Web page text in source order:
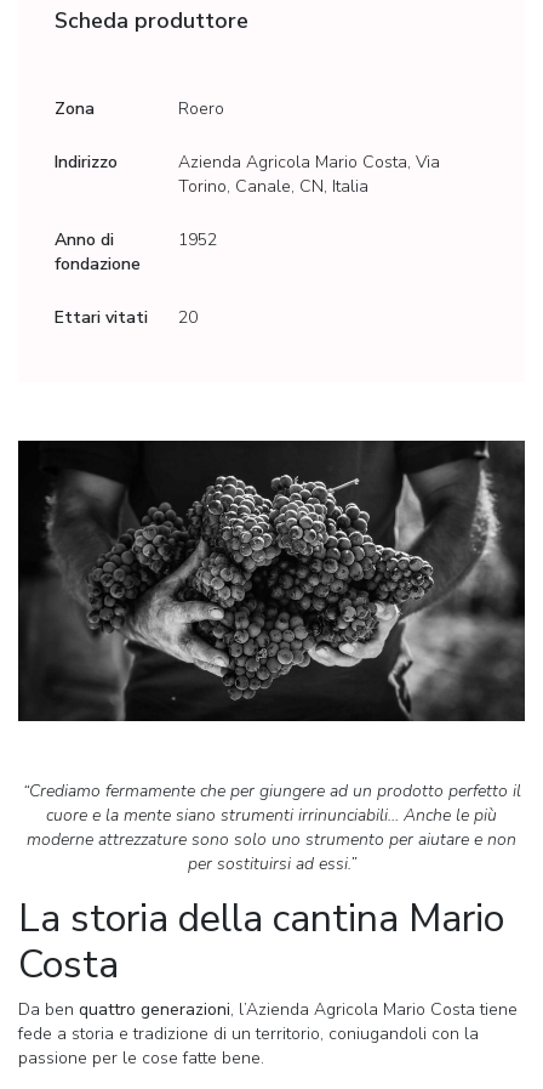
“Crediamo fermamente che per giungere ad un prodotto perfetto il
cuore e la mente siano strumenti irrinunciabili… Anche le più
moderne attrezzature sono solo uno strumento per aiutare e non
per sostituirsi ad essi.”
La storia della cantina Mario
Costa
Da ben quattro generazioni, l’Azienda Agricola Mario Costa tiene
fede a storia e tradizione di un territorio, coniugandoli con la
passione per le cose fatte bene.
Scheda produttore
Zona Roero
Indirizzo
Azienda Agricola Mario Costa, Via
Torino, Canale, CN, Italia
Anno di
fondazione
1952
Ettari vitati 20